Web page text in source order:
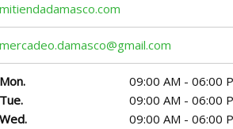
mitiendadamasco.com
mercadeo.damasco@gmail.com
Mon.
09:00 AM - 06:00
Tue.
09:00 AM - 06:00
Wed.
09:00 AM - 06:00